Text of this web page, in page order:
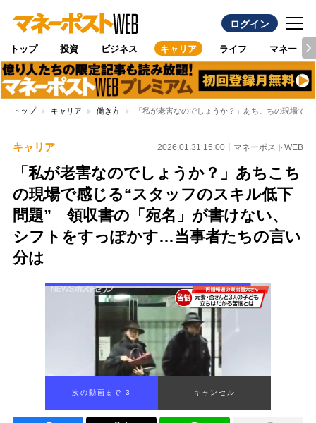
ログイン
トップ 投資 ビジネス キャリア ライフ マネー
トップ キャリア 働き方 「私が老害なのでしょうか？」あちこちの現場で
キャリア 2026.01.31 15:00 マネーポストWEB
「私が老害なのでしょうか？」あちこち
の現場で感じる“スタッフのスキル低下
問題” 領収書の「宛名」が書けない、
シフトをすっぽかす…当事者たちの言い
分は
次の動画まで 2 キャンセル